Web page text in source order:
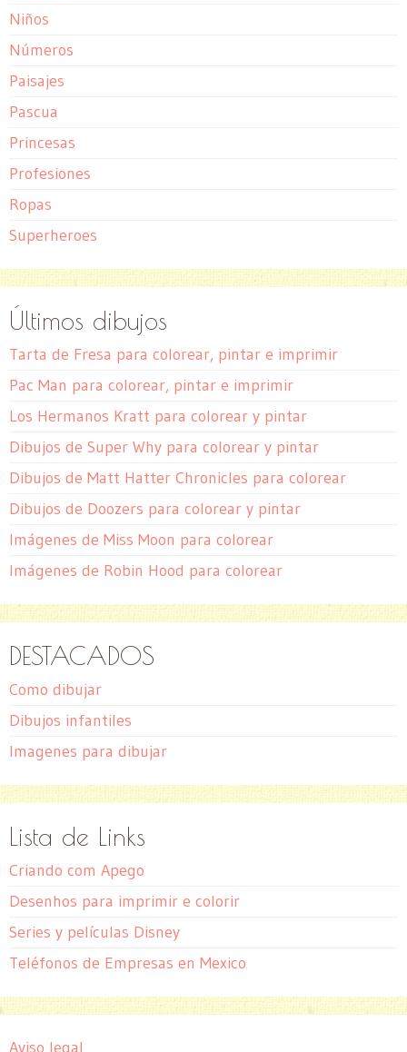
Niños
Números
Paisajes
Pascua
Princesas
Profesiones
Ropas
Superheroes
Últimos dibujos
Tarta de Fresa para colorear, pintar e imprimir
Pac Man para colorear, pintar e imprimir
Los Hermanos Kratt para colorear y pintar
Dibujos de Super Why para colorear y pintar
Dibujos de Matt Hatter Chronicles para colorear
Dibujos de Doozers para colorear y pintar
Imágenes de Miss Moon para colorear
Imágenes de Robin Hood para colorear
DESTACADOS
Como dibujar
Dibujos infantiles
Imagenes para dibujar
Lista de Links
Criando com Apego
Desenhos para imprimir e colorir
Series y películas Disney
Teléfonos de Empresas en Mexico
Aviso legal